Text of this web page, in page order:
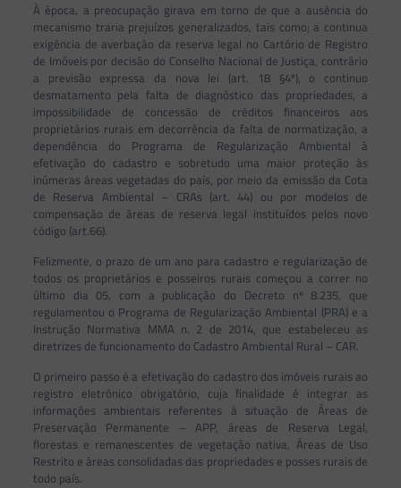
À época, a preocupação girava em torno de que a ausência do
mecanismo traria prejuízos generalizados, tais como; a continua
exigência de averbação da reserva legal no Cartório de Registro
de Imóveis por decisão do Conselho Nacional de Justiça, contrário
a previsão expressa da nova lei (art. 18 §4º), o continuo
desmatamento pela falta de diagnóstico das propriedades, a
impossibilidade de concessão de créditos financeiros aos
proprietários rurais em decorrência da falta de normatização, a
dependência do Programa de Regularização Ambiental à
efetivação do cadastro e sobretudo uma maior proteção às
inúmeras áreas vegetadas do país, por meio da emissão da Cota
de Reserva Ambiental – CRAs (art. 44) ou por modelos de
compensação de áreas de reserva legal instituídos pelos novo
código (art.66).
Felizmente, o prazo de um ano para cadastro e regularização de
todos os proprietários e posseiros rurais começou a correr no
último dia 05, com a publicação do Decreto nº 8.235, que
regulamentou o Programa de Regularização Ambiental (PRA) e a
Instrução Normativa MMA n. 2 de 2014, que estabeleceu as
diretrizes de funcionamento do Cadastro Ambiental Rural – CAR.
O primeiro passo é a efetivação do cadastro dos imóveis rurais ao
registro eletrônico obrigatório, cuja finalidade é integrar as
informações ambientais referentes à situação de Áreas de
Preservação Permanente – APP, áreas de Reserva Legal,
florestas e remanescentes de vegetação nativa, Áreas de Uso
Restrito e áreas consolidadas das propriedades e posses rurais de
todo país.